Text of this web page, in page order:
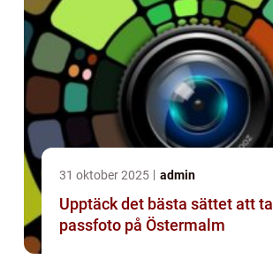
31 oktober 2025 admin
Upptäck det bästa sättet att ta
passfoto på Östermalm